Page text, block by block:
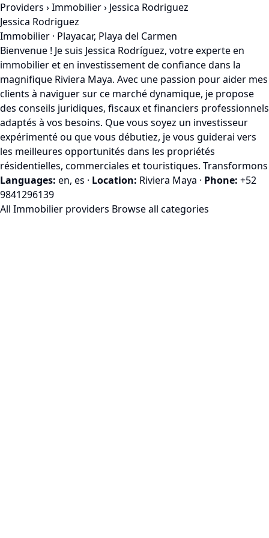
Providers ›Immobilier› Jessica Rodriguez
Jessica Rodriguez
Immobilier · Playacar, Playa del Carmen
Bienvenue ! Je suis Jessica Rodríguez, votre experte en
immobilier et en investissement de confiance dans la
magnifique Riviera Maya. Avec une passion pour aider mes
clients à naviguer sur ce marché dynamique, je propose
des conseils juridiques, fiscaux et financiers professionnels
adaptés à vos besoins. Que vous soyez un investisseur
expérimenté ou que vous débutiez, je vous guiderai vers
les meilleures opportunités dans les propriétés
résidentielles, commerciales et touristiques. Transformons
Languages: en, es · Location: Riviera Maya · Phone: +52
9841296139
All Immobilier providers Browse all categories